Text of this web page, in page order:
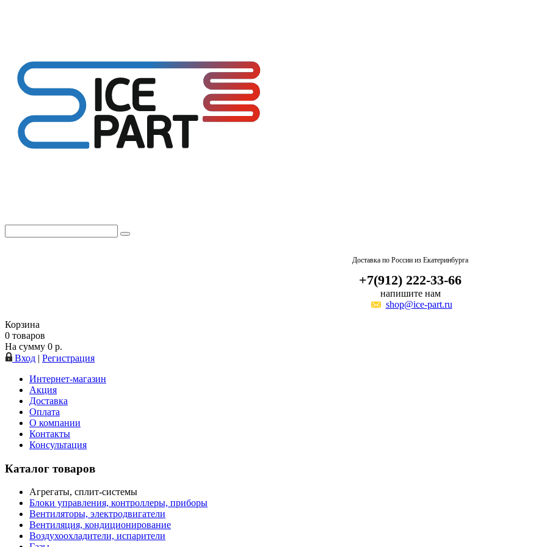
Доставка по России из Екатеринбурга
+7(912) 222-33-66
напишите нам
shop@ice-part.ru
Корзина
0 товаров
На сумму 0 р.
Вход | Регистрация
Интернет-магазин
Акция
Доставка
Оплата
О компании
Контакты
Консультация
Каталог товаров
Агрегаты, сплит-системы
Блоки управления, контроллеры, приборы
Вентиляторы, электродвигатели
Вентиляция, кондиционирование
Воздухоохладители, испарители